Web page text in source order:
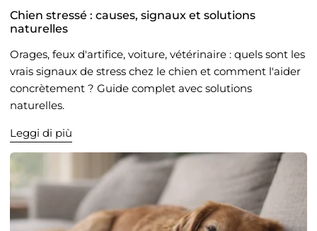
Chien stressé : causes, signaux et solutions
naturelles
Orages, feux d'artifice, voiture, vétérinaire : quels sont les
vrais signaux de stress chez le chien et comment l'aider
concrètement ? Guide complet avec solutions
naturelles.
Leggi di più